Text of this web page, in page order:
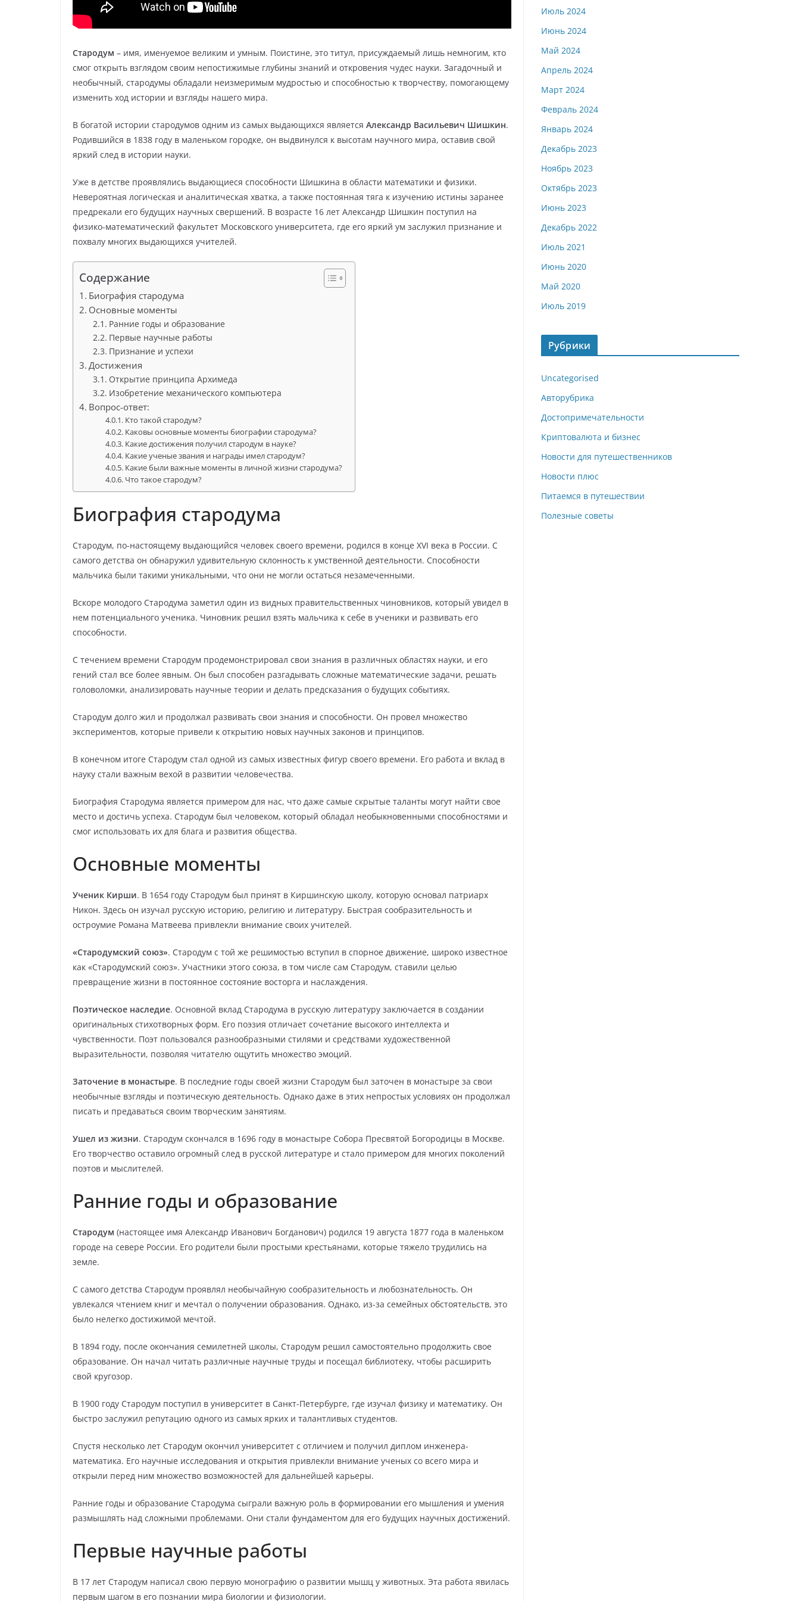
Стародум – имя, именуемое великим и умным. Поистине, это титул, присуждаемый лишь немногим, кто
смог открыть взглядом своим непостижимые глубины знаний и откровения чудес науки. Загадочный и
необычный, стародумы обладали неизмеримым мудростью и способностью к творчеству, помогающему
изменить ход истории и взгляды нашего мира.
В богатой истории стародумов одним из самых выдающихся является Александр Васильевич Шишкин.
Родившийся в 1838 году в маленьком городке, он выдвинулся к высотам научного мира, оставив свой
яркий след в истории науки.
Уже в детстве проявлялись выдающиеся способности Шишкина в области математики и физики.
Невероятная логическая и аналитическая хватка, а также постоянная тяга к изучению истины заранее
предрекали его будущих научных свершений. В возрасте 16 лет Александр Шишкин поступил на
физико-математический факультет Московского университета, где его яркий ум заслужил признание и
похвалу многих выдающихся учителей.
Содержание
Биография стародума
Основные моменты
Ранние годы и образование
Первые научные работы
Признание и успехи
Достижения
Открытие принципа Архимеда
Изобретение механического компьютера
Вопрос-ответ:
Кто такой стародум?
Каковы основные моменты биографии стародума?
Какие достижения получил стародум в науке?
Какие ученые звания и награды имел стародум?
Какие были важные моменты в личной жизни стародума?
Что такое стародум?
Биография стародума
Стародум, по-настоящему выдающийся человек своего времени, родился в конце XVI века в России. С
самого детства он обнаружил удивительную склонность к умственной деятельности. Способности
мальчика были такими уникальными, что они не могли остаться незамеченными.
Вскоре молодого Стародума заметил один из видных правительственных чиновников, который увидел в
нем потенциального ученика. Чиновник решил взять мальчика к себе в ученики и развивать его
способности.
С течением времени Стародум продемонстрировал свои знания в различных областях науки, и его
гений стал все более явным. Он был способен разгадывать сложные математические задачи, решать
головоломки, анализировать научные теории и делать предсказания о будущих событиях.
Стародум долго жил и продолжал развивать свои знания и способности. Он провел множество
экспериментов, которые привели к открытию новых научных законов и принципов.
В конечном итоге Стародум стал одной из самых известных фигур своего времени. Его работа и вклад в
науку стали важным вехой в развитии человечества.
Биография Стародума является примером для нас, что даже самые скрытые таланты могут найти свое
место и достичь успеха. Стародум был человеком, который обладал необыкновенными способностями и
смог использовать их для блага и развития общества.
Основные моменты
Ученик Кирши. В 1654 году Стародум был принят в Киршинскую школу, которую основал патриарх
Никон. Здесь он изучал русскую историю, религию и литературу. Быстрая сообразительность и
остроумие Романа Матвеева привлекли внимание своих учителей.
«Стародумский союз». Стародум с той же решимостью вступил в спорное движение, широко известное
как «Стародумский союз». Участники этого союза, в том числе сам Стародум, ставили целью
превращение жизни в постоянное состояние восторга и наслаждения.
Поэтическое наследие. Основной вклад Стародума в русскую литературу заключается в создании
оригинальных стихотворных форм. Его поэзия отличает сочетание высокого интеллекта и
чувственности. Поэт пользовался разнообразными стилями и средствами художественной
выразительности, позволяя читателю ощутить множество эмоций.
Заточение в монастыре. В последние годы своей жизни Стародум был заточен в монастыре за свои
необычные взгляды и поэтическую деятельность. Однако даже в этих непростых условиях он продолжал
писать и предаваться своим творческим занятиям.
Ушел из жизни. Стародум скончался в 1696 году в монастыре Собора Пресвятой Богородицы в Москве.
Его творчество оставило огромный след в русской литературе и стало примером для многих поколений
поэтов и мыслителей.
Ранние годы и образование
Стародум (настоящее имя Александр Иванович Богданович) родился 19 августа 1877 года в маленьком
городе на севере России. Его родители были простыми крестьянами, которые тяжело трудились на
земле.
С самого детства Стародум проявлял необычайную сообразительность и любознательность. Он
увлекался чтением книг и мечтал о получении образования. Однако, из-за семейных обстоятельств, это
было нелегко достижимой мечтой.
В 1894 году, после окончания семилетней школы, Стародум решил самостоятельно продолжить свое
образование. Он начал читать различные научные труды и посещал библиотеку, чтобы расширить
свой кругозор.
В 1900 году Стародум поступил в университет в Санкт-Петербурге, где изучал физику и математику. Он
быстро заслужил репутацию одного из самых ярких и талантливых студентов.
Спустя несколько лет Стародум окончил университет с отличием и получил диплом инженера-
математика. Его научные исследования и открытия привлекли внимание ученых со всего мира и
открыли перед ним множество возможностей для дальнейшей карьеры.
Ранние годы и образование Стародума сыграли важную роль в формировании его мышления и умения
размышлять над сложными проблемами. Они стали фундаментом для его будущих научных достижений.
Первые научные работы
В 17 лет Стародум написал свою первую монографию о развитии мышц у животных. Эта работа явилась
первым шагом в его познании мира биологии и физиологии.
Июль 2024
Июнь 2024
Май 2024
Апрель 2024
Март 2024
Февраль 2024
Январь 2024
Декабрь 2023
Ноябрь 2023
Октябрь 2023
Июнь 2023
Декабрь 2022
Июль 2021
Июнь 2020
Май 2020
Июль 2019
Рубрики
Uncategorised
Авторубрика
Достопримечательности
Криптовалюта и бизнес
Новости для путешественников
Новости плюс
Питаемся в путешествии
Полезные советы